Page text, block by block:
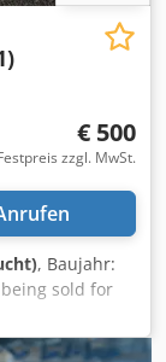
€ 500
zzgl. MwSt.
, Baujahr:
sold for